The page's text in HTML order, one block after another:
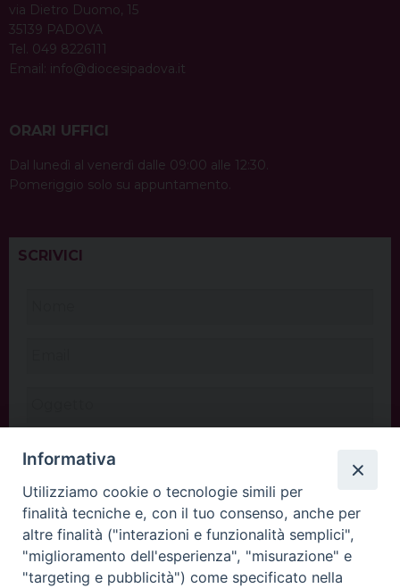
via Dietro Duomo, 15
35139 PADOVA
Tel. 049 8226111
Email: info@diocesipadova.it
ORARI UFFICI
Dal lunedì al venerdì dalle 09:00 alle 12:30.
Pomeriggio solo su appuntamento.
SCRIVICI
Informativa
Utilizziamo cookie o tecnologie simili per
finalità tecniche e, con il tuo consenso, anche per
altre finalità ("interazioni e funzionalità semplici",
"miglioramento dell'esperienza", "misurazione" e
"targeting e pubblicità") come specificato nella